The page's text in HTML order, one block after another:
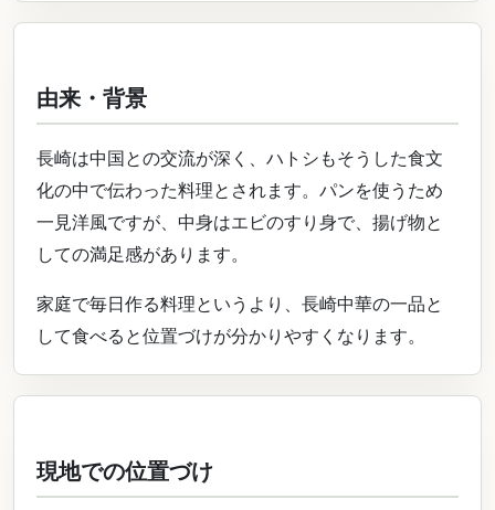
由来・背景
長崎は中国との交流が深く、ハトシもそうした食文
化の中で伝わった料理とされます。パンを使うため
一見洋風ですが、中身はエビのすり身で、揚げ物と
しての満足感があります。
家庭で毎日作る料理というより、長崎中華の一品と
して食べると位置づけが分かりやすくなります。
現地での位置づけ